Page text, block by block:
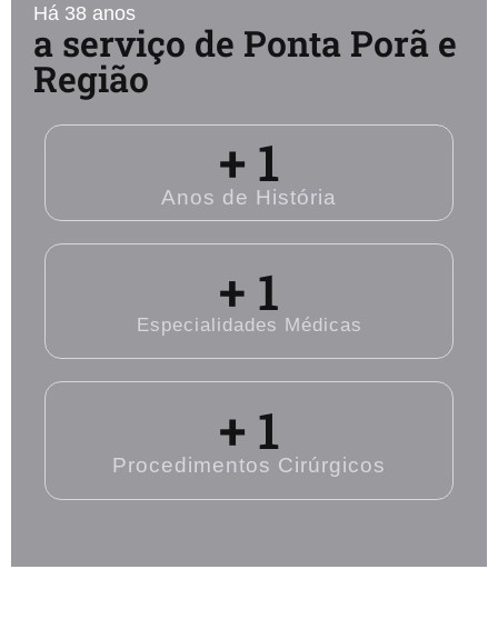
Há 38 anos
a serviço de Ponta Porã e
Região
Anos de História
+ 1
Especialidades Médicas
+ 1
Procedimentos Cirúrgicos​
+ 1